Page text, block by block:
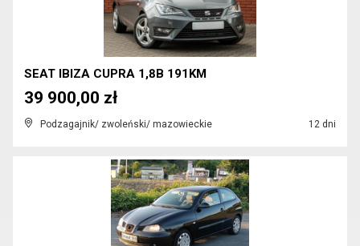
SEAT IBIZA CUPRA 1,8B 191KM
Podzagajnik/ zwoleński/ mazowieckie 12 dni
39 900,00 zł